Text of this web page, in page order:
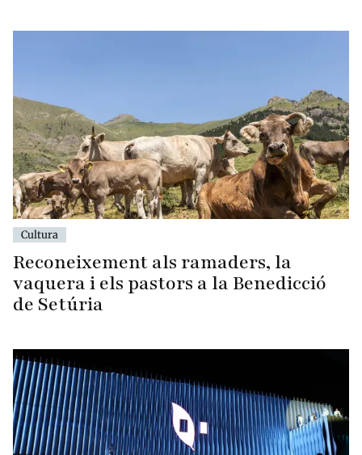
Cultura
Reconeixement als ramaders, la
vaquera i els pastors a la Benedicció
de Setúria